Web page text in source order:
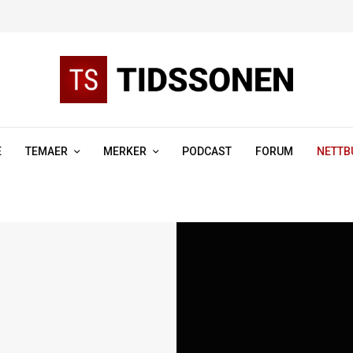
TEMAER MERKER PODCAST FORUM